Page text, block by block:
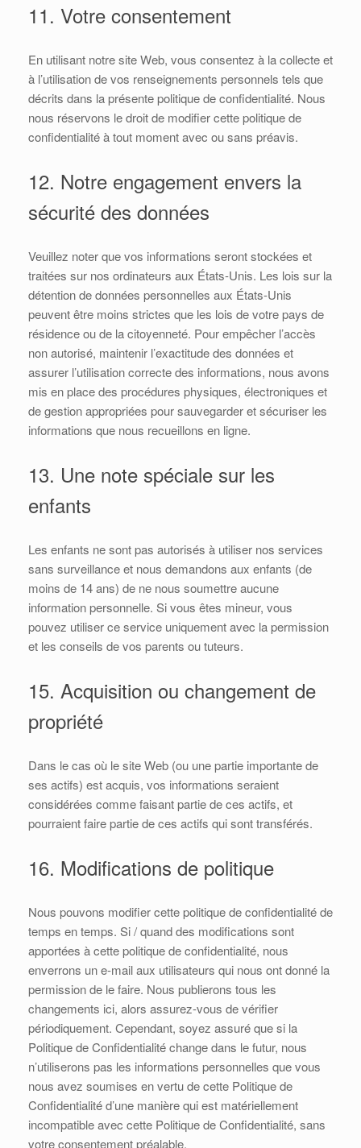
11. Votre consentement
En utilisant notre site Web, vous consentez à la collecte et
à l’utilisation de vos renseignements personnels tels que
décrits dans la présente politique de confidentialité. Nous
nous réservons le droit de modifier cette politique de
confidentialité à tout moment avec ou sans préavis.
12. Notre engagement envers la
sécurité des données
Veuillez noter que vos informations seront stockées et
traitées sur nos ordinateurs aux États-Unis. Les lois sur la
détention de données personnelles aux États-Unis
peuvent être moins strictes que les lois de votre pays de
résidence ou de la citoyenneté. Pour empêcher l’accès
non autorisé, maintenir l’exactitude des données et
assurer l’utilisation correcte des informations, nous avons
mis en place des procédures physiques, électroniques et
de gestion appropriées pour sauvegarder et sécuriser les
informations que nous recueillons en ligne.
13. Une note spéciale sur les
enfants
Les enfants ne sont pas autorisés à utiliser nos services
sans surveillance et nous demandons aux enfants (de
moins de 14 ans) de ne nous soumettre aucune
information personnelle. Si vous êtes mineur, vous
pouvez utiliser ce service uniquement avec la permission
et les conseils de vos parents ou tuteurs.
15. Acquisition ou changement de
propriété
Dans le cas où le site Web (ou une partie importante de
ses actifs) est acquis, vos informations seraient
considérées comme faisant partie de ces actifs, et
pourraient faire partie de ces actifs qui sont transférés.
16. Modifications de politique
Nous pouvons modifier cette politique de confidentialité de
temps en temps. Si / quand des modifications sont
apportées à cette politique de confidentialité, nous
enverrons un e-mail aux utilisateurs qui nous ont donné la
permission de le faire. Nous publierons tous les
changements ici, alors assurez-vous de vérifier
périodiquement. Cependant, soyez assuré que si la
Politique de Confidentialité change dans le futur, nous
n’utiliserons pas les informations personnelles que vous
nous avez soumises en vertu de cette Politique de
Confidentialité d’une manière qui est matériellement
incompatible avec cette Politique de Confidentialité, sans
votre consentement préalable.